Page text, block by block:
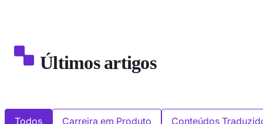
Últimos artigos
Todos Carreira em Produto Conteúdos